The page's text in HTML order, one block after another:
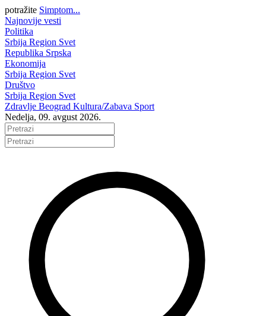
potražite Simptom...
Najnovije vesti
Politika
Srbija Region Svet
Republika Srpska
Ekonomija
Srbija Region Svet
Društvo
Srbija Region Svet
Zdravlje Beograd Kultura/Zabava Sport
Nedelja, 09. avgust 2026.